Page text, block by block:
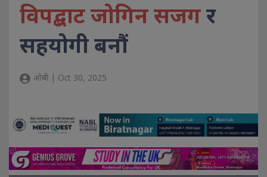
विपद्बाट जोगिन सजगर
सहयोगी बनौं
ओबी | Oct 30, 2025